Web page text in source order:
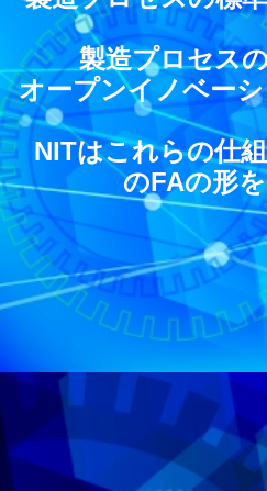
製造プロセス
オープンイノベー
NITはこれらの仕
のFAの形